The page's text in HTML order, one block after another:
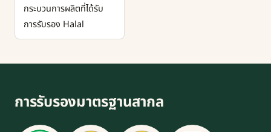
กระบวนการผลิตที่ได้รับ
การรับรอง Halal
การรับรองมาตรฐานสากล